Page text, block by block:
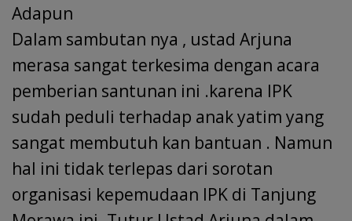
Adapun
Dalam sambutan nya , ustad Arjuna
merasa sangat terkesima dengan acara
pemberian santunan ini .karena IPK
sudah peduli terhadap anak yatim yang
sangat membutuh kan bantuan . Namun
hal ini tidak terlepas dari sorotan
organisasi kepemudaan IPK di Tanjung